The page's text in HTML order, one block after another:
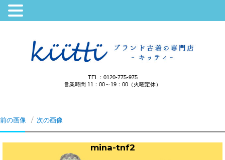
TEL：0120-775-975
営業時間 11：00～19：00（火曜定休）
前の画像 次の画像
mina-tnf2